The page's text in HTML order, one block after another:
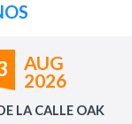
AUG
2026
LA CALLE OAK